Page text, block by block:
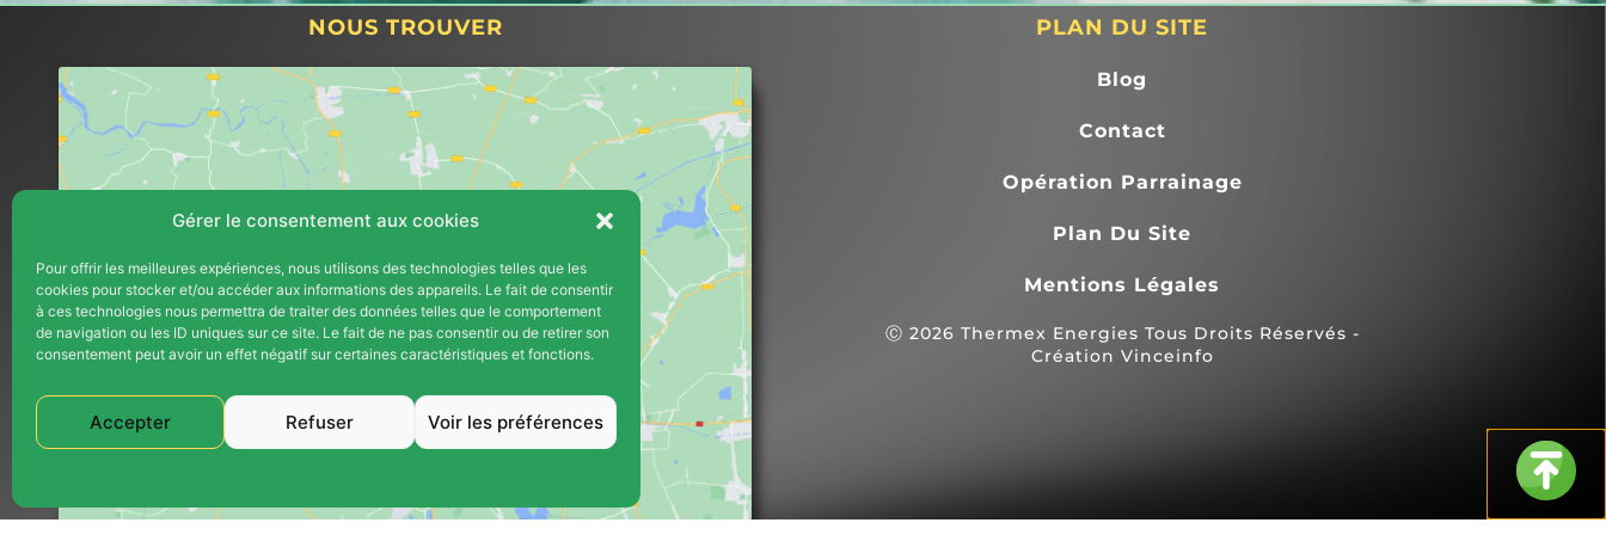
Gérer le consentement aux cookies
Pour offrir les meilleures expériences, nous utilisons des technologies telles que les
cookies pour stocker et/ou accéder aux informations des appareils. Le fait de consentir
à ces technologies nous permettra de traiter des données telles que le comportement
de navigation ou les ID uniques sur ce site. Le fait de ne pas consentir ou de retirer son
consentement peut avoir un effet négatif sur certaines caractéristiques et fonctions.
Accepter Refuser Voir les préférences
sincérité tous particulier qui sont
disponible en proposant de nous
pour avancer la date des travaux
au maximum (intervention prévue
NOUS TROUVER
Cliquez pour accepter les cookies
marketing et activer ce contenu
PLAN DU SITE
Blog
Contact
Opération Parrainage
Plan Du Site
Mentions Légales
Ⓒ 2026 Thermex Energies Tous Droits Réservés -
Création Vinceinfo